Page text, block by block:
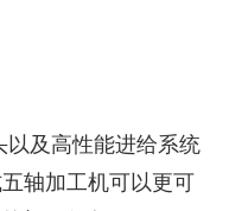
及高性能进给系统
轴加工机可以更可